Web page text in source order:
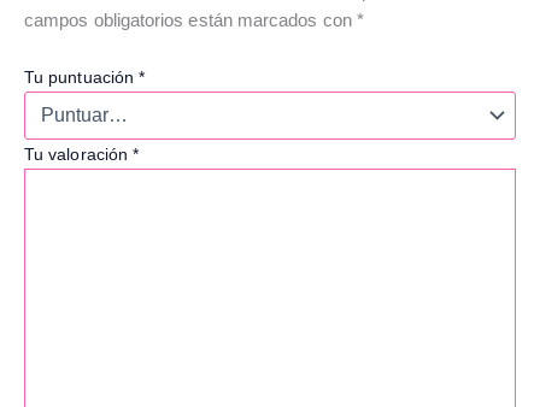
campos obligatorios están marcados con *
Tu puntuación*
Tu valoración*